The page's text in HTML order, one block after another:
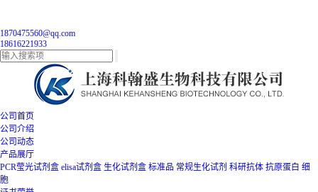
1870475560@qq.com
18616221933
公司首页
公司介绍
公司动态
产品展厅
PCR莹光试剂盒 elisa试剂盒 生化试剂盒 标准品 常规生化试剂 科研抗体 抗原蛋白 细
胞